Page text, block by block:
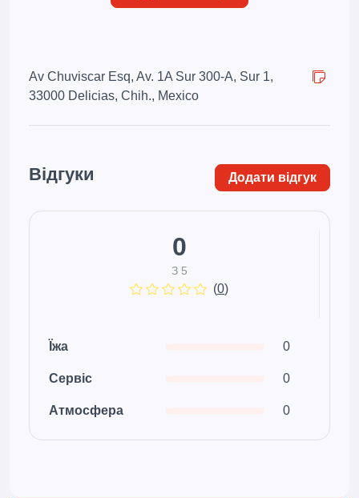
Av Chuviscar Esq, Av. 1A Sur 300-A, Sur 1,
33000 Delicias, Chih., Mexico
Відгуки Додати відгук
0
З 5
(0)
Їжа
Сервіс
Атмосфера
0
0
0